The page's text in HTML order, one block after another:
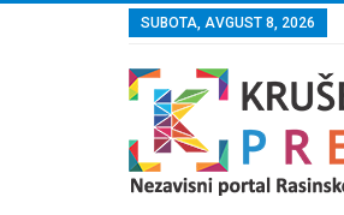
SUBOTA, AVGUST 8, 2026